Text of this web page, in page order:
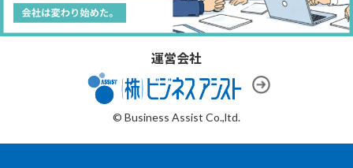
運営会社
© Business Assist Co.,ltd.